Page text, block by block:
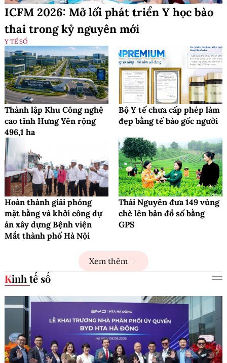
ICFM 2026: Mở lối phát triển Y học bào
thai trong kỷ nguyên mới
Y TẾ SỐ
Thành lập Khu Công nghệ
cao tỉnh Hưng Yên rộng
496,1 ha
Bộ Y tế chưa cấp phép làm
đẹp bằng tế bào gốc người
Hoàn thành giải phóng
mặt bằng và khởi công dự
án xây dựng Bệnh viện
Mắt thành phố Hà Nội
Thái Nguyên đưa 149 vùng
chè lên bản đồ số bằng
GPS
Xem thêm
Kinh tế số